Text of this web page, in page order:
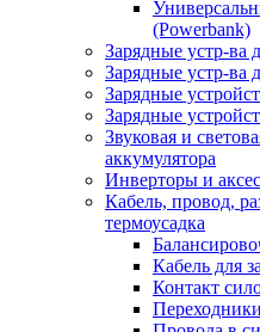
(Powerbank)
Зарядные устр-ва
Зарядные устр-ва
Зарядные
Зарядные
Звуковая и
аккумулятора
Инверторы и
Кабель, провод,
термоусадка
Кабель для
Контакт